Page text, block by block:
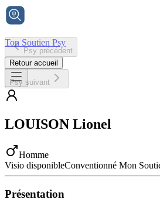
Ton Soutien Psy
Accueil
Psy précédent
Retour accueil
Psy suivant
LOUISON Lionel
Homme
Visio disponibleConventionné Mon
Présentation